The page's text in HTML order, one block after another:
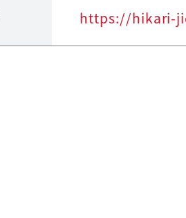
https://hikari-